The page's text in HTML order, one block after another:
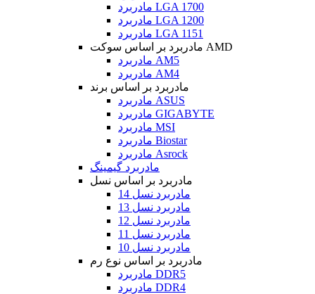
مادربرد LGA 1700
مادربرد LGA 1200
مادربرد LGA 1151
مادربرد بر اساس سوکت AMD
مادربرد AM5
مادربرد AM4
مادربرد بر اساس برند
مادربرد ASUS
مادربرد GIGABYTE
مادربرد MSI
مادربرد Biostar
مادربرد Asrock
مادربرد گیمینگ
مادربرد بر اساس نسل
مادربرد نسل 14
مادربرد نسل 13
مادربرد نسل 12
مادربرد نسل 11
مادربرد نسل 10
مادربرد بر اساس نوع رم
مادربرد DDR5
مادربرد DDR4